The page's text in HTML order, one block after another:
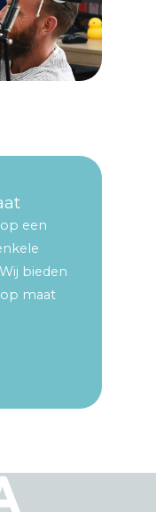
een
bieden
maat